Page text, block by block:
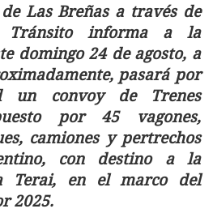
Las Breñas a través de
Tránsito informa a la
domingo 24 de agosto, a
pasará por
un convoy de Trenes
por 45 vagones,
camiones y pertrechos
con destino a la
Terai, en el marco del
2025.